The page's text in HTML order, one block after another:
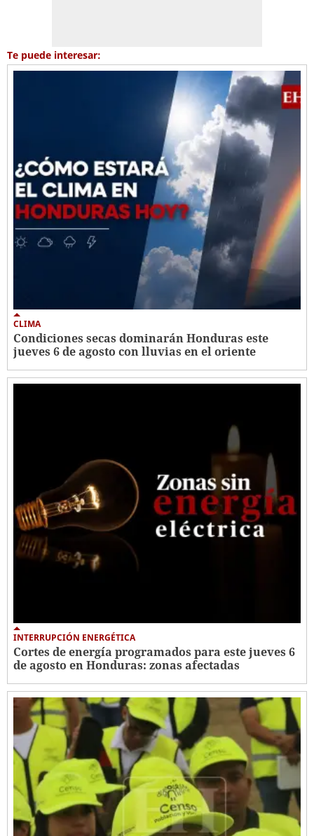
Te puede interesar:
CLIMA
Condiciones secas dominarán Honduras este
jueves 6 de agosto con lluvias en el oriente
INTERRUPCIÓN ENERGÉTICA
Cortes de energía programados para este jueves 6
de agosto en Honduras: zonas afectadas